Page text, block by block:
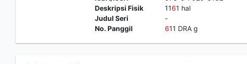
Deskripsi Fisik
1161 hal
Judul Seri
-
No. Panggil
611 DRA g